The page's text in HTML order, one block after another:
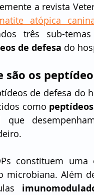
a revista
atópica
de defesa do
são os
de defesa do
como
que
constituem
microbiana. Além